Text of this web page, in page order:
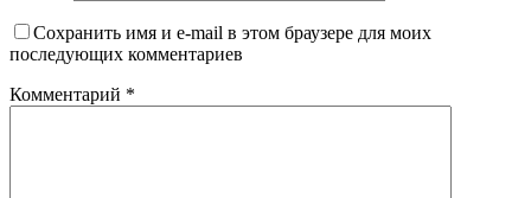
Сохранить имя и e-mail в этом браузере для моих
последующих комментариев
Комментарий *